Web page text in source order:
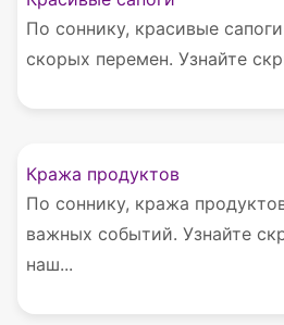
По соннику, красивые
скорых перемен. Узнайте
Кража продуктов
По соннику, кража
важных событий. Узнайте
наш...